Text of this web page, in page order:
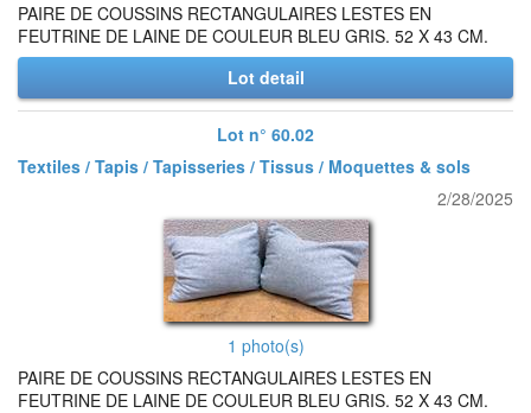
PAIRE DE COUSSINS RECTANGULAIRES LESTES EN
FEUTRINE DE LAINE DE COULEUR BLEU GRIS. 52 X 43 CM.
Lot detail
Lot n° 60.02
Textiles / Tapis / Tapisseries / Tissus / Moquettes & sols
2/28/2025
1 photo(s)
PAIRE DE COUSSINS RECTANGULAIRES LESTES EN
FEUTRINE DE LAINE DE COULEUR BLEU GRIS. 52 X 43 CM.